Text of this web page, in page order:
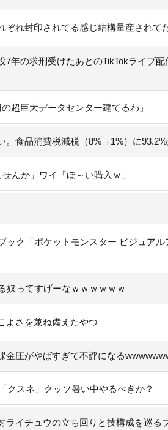
ぞれ封印されてる感じ結構量産されて
7年の求刑受けたあとのTikTokライブ
超巨大データセンター建てるわ」
。食品消費税減税（8%→1%）に
んか」ワイ「ほ～い購入ｗ」
ック「ポケットモンスター ビジュア
奴ってすげーなｗｗｗｗｗｗ
よさを兼ね備えたやつ
金圧がやばすぎて不評になる
クスネ」クッソ暑い中やるべきか？
ライチュウの立ち回りと技構成を巡る